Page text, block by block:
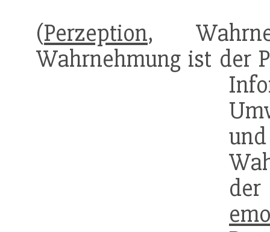
(Perzeption,
Wahrnehmung ist der